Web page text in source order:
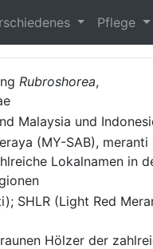
Pflege
Rubroshorea,
Malaysia und
(MY-SAB), meranti
Lokalnamen in
SHLR (Light Red
Hölzer der